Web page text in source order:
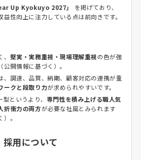
Up Kyokuyo 2027」
を掲げており、
益性向上に注力している点は前向きです。
堅実・実務重視・現場理解重視の色が強
公開情報に基づく）。
、調達、品質、納期、顧客対応の連携が重
ークと段取り力が求められやすいです。
というより、 専門性を積み上げる職人気
折衝力の両方が必要な社風とみられます
。
採用について